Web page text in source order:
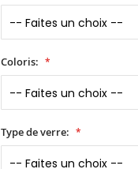
Coloris:
Type de verre: